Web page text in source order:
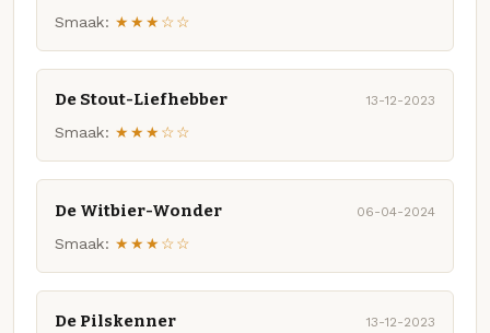
Smaak: ★★★☆☆
De Stout-Liefhebber 13-12-2023
Smaak: ★★★☆☆
De Witbier-Wonder 06-04-2024
Smaak: ★★★☆☆
De Pilskenner 13-12-2023